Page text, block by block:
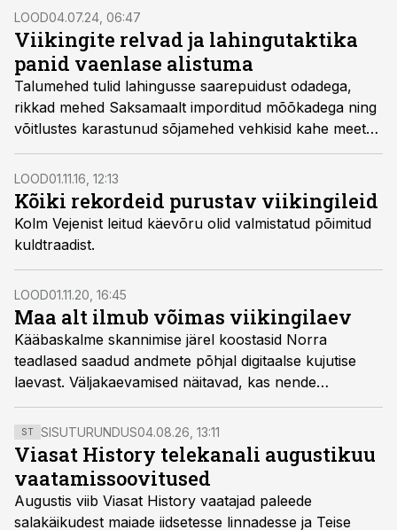
LOOD04.07.24, 06:47
Viikingite relvad ja lahingutaktika
panid vaenlase alistuma
Talumehed tulid lahingusse saarepuidust odadega,
rikkad mehed Saksamaalt imporditud mõõkadega ning
võitlustes karastunud sõjamehed vehkisid kahe meetri
pikkuste sõjakirvestega. Selline oli viikingite võitmatu
vägi, keda keegi ei suutnud kolmesaja aasta jooksul
peatada.
LOOD01.11.16, 12:13
Kõiki rekordeid purustav viikingi­leid
Kolm Vejenist leitud käevõru olid valmistatud põimitud
kuldtraadist.
LOOD01.11.20, 16:45
Maa alt ilmub võimas viikingilaev
Kääbaskalme skannimise järel koostasid Norra
teadlased saadud andmete põhjal digitaalse kujutise
laevast. Väljakaevamised näitavad, kas nende
ettekujutatu on õige.
ST SISUTURUNDUS04.08.26, 13:11
Viasat History telekanali augustikuu
vaatamissoovitused
Augustis viib Viasat History vaatajad paleede
salakäikudest maiade iidsetesse linnadesse ja Teise